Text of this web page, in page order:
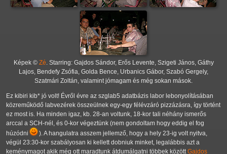
Képek © Zé. Starring: Gajdos Sándor, Erős Levente, Szigeti János, Gáthy
Lajos, Bendefy Zsófia, Golda Bence, Urbanics Gábor, Szabó Gergely,
Szatmári Zoltán, valamint jómagam és még sokan mások.
Ez kibiri kib* jó volt! Évről évre az szglab5 adatbázis labor lebonyolításában
közreműködő labvezérek összeülnek egy-egy félévzáró pizzázásra, így történt
ez most is. Ha minden igaz, kb. 28-an voltunk, 18-kor tali néhány ismerős
arccal a SCH-nél, és 0-kor végeztünk (nem gondoltam hogy eddig el fog
húzódni
). A hangulatra asszem jellemző, hogy a hely 23-ig volt nyitva,
végül 23:30-kor szabályosan ki kellett dobniuk minket, legalábbis azt a
keménymagot akik még ott maradtunk átdumálgatni többek közöttGajdos